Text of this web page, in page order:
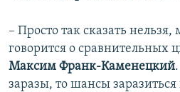
– Просто так сказать
говорится о сравнительных
Максим Франк-Каменецкий
заразы, то шансы